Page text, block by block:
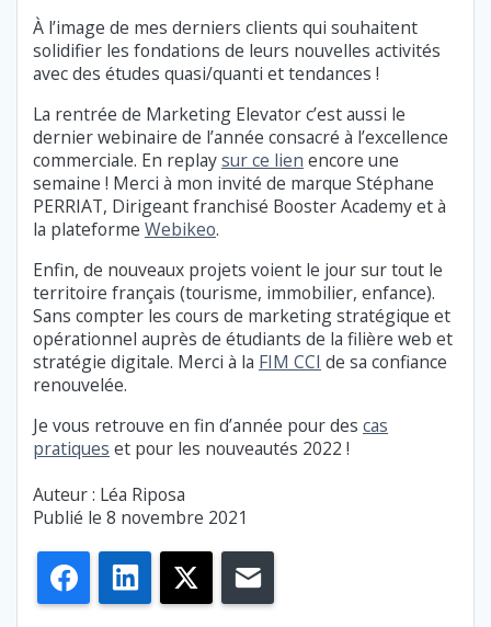
À l’image de mes derniers clients qui souhaitent
solidifier les fondations de leurs nouvelles activités
avec des études quasi/quanti et tendances !
La rentrée de Marketing Elevator c’est aussi le
dernier webinaire de l’année consacré à l’excellence
commerciale. En replaysur ce lien encore une
semaine ! Merci à mon invité de marque Stéphane
PERRIAT, Dirigeant franchisé Booster Academy et à
la plateforme Webikeo.
Enfin, de nouveaux projets voient le jour sur tout le
territoire français (tourisme, immobilier, enfance).
Sans compter les cours de marketing stratégique et
opérationnel auprès de étudiants de la filière web et
stratégie digitale. Merci à la FIM CCI de sa confiance
renouvelée.
Je vous retrouve en fin d’année pour des cas
pratiques et pour les nouveautés 2022 !
Auteur : Léa Riposa
Publié le 8 novembre 2021
FacebookLinkedIn